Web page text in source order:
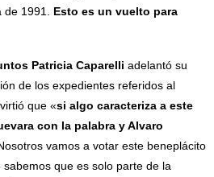
1991. Esto es un vuelto para
Patricia Caparelli adelantó su
de los expedientes referidos al
que «si algo caracteriza a este
con la palabra y Alvaro
Nosotros vamos a votar este beneplácito
que es solo parte de la